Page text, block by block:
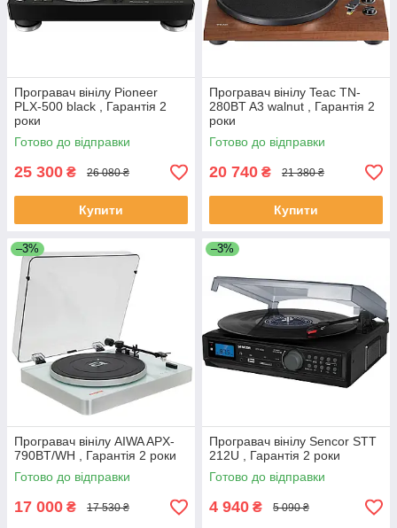
Програвач вінілу Pioneer
PLX-500 black , Гарантія 2
роки
Готово до відправки
25 300 ₴ 26 080 ₴
Купити
Програвач вінілу Teac TN-
280BT A3 walnut , Гарантія 2
роки
Готово до відправки
20 740 ₴ 21 380 ₴
Купити
–3%
Програвач вінілу AIWA APX-
790BT/WH , Гарантія 2 роки
Готово до відправки
17 000 ₴ 17 530 ₴
–3%
Програвач вінілу Sencor STT
212U , Гарантія 2 роки
Готово до відправки
4 940 ₴ 5 090 ₴